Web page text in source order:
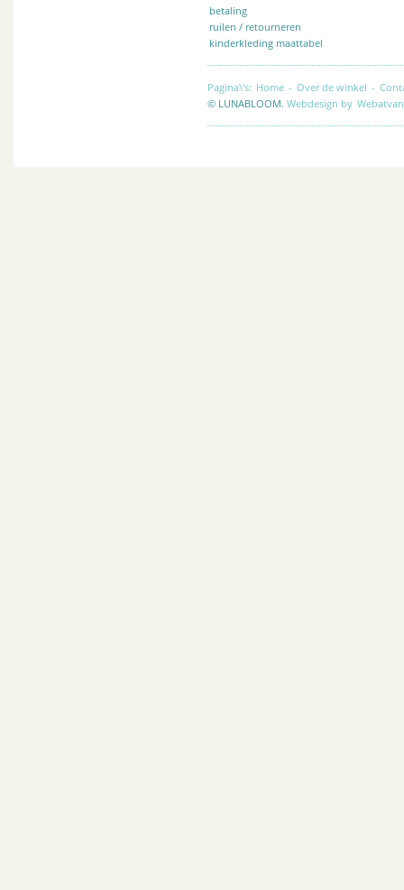
betaling
ruilen / retourneren
kinderkleding maattabel
Pagina\'s: Home - Over de winkel -
© LUNABLOOM. Webdesign by